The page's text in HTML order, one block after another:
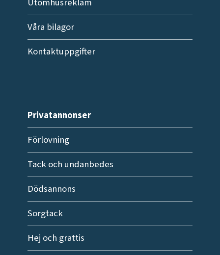
Våra bilagor
Kontaktuppgifter
Privatannonser
Förlovning
Tack och undanbedes
Dödsannons
Sorgtack
Hej och grattis